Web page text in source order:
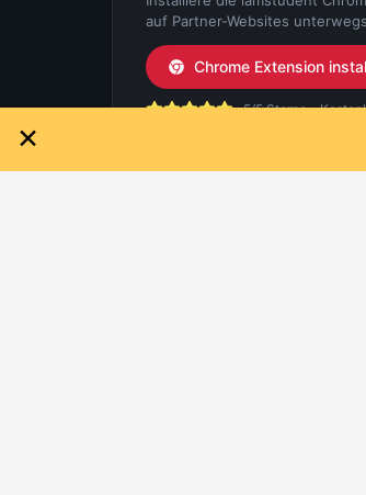
×
auf Partner-Websites
Chrome Extension
5/5 Sterne -